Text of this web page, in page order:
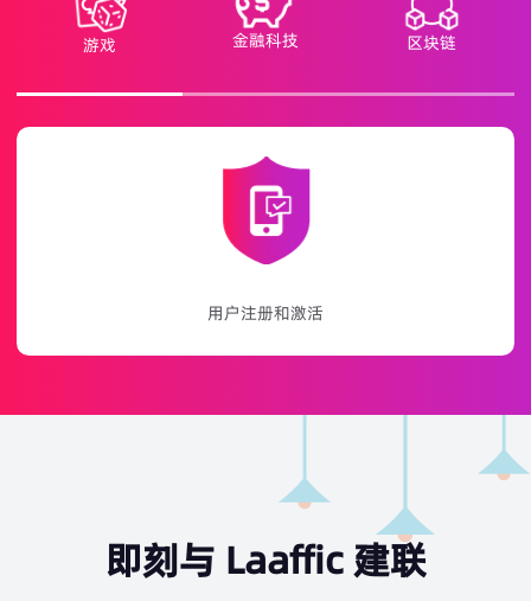
游戏 金融科技 区块链
游戏推广和活动通知
即刻与 Laaffic 建联